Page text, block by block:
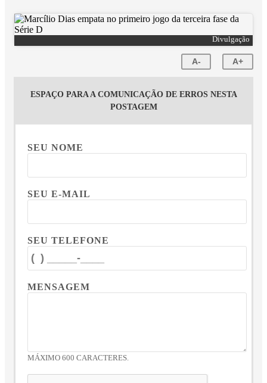
Divulgação
A- A+
ESPAÇO PARA A COMUNICAÇÃO DE ERROS NESTA
POSTAGEM
SEU NOME
SEU E-MAIL
SEU TELEFONE
MENSAGEM
MÁXIMO 600 CARACTERES.